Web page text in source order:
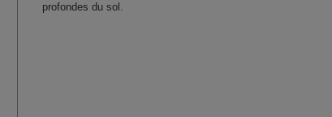
profondes du sol.